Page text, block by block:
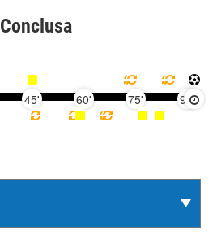
Conclusa
45' 60' 75' 90'